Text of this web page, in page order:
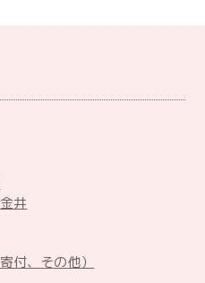
井
付、その他）